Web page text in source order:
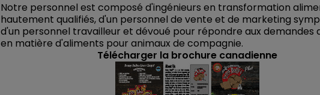
Notre personnel est composé d'ingénieurs en transformation
hautement qualifiés, d'un personnel de vente et de marketing
d'un personnel travailleur et dévoué pour répondre aux demandes
en matière d'aliments pour animaux de compagnie.
Télécharger la brochure canadienne